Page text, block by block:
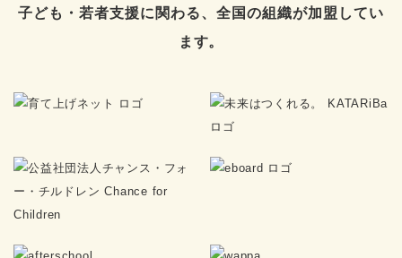
子ども・若者支援に関わる、全国の組織が加盟してい
ます。